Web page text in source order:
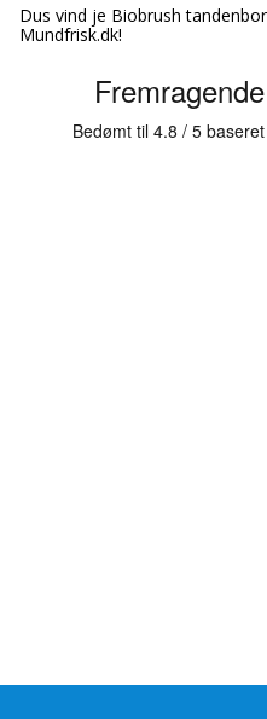
Dus vind je Biobrush
Mundfrisk.dk!